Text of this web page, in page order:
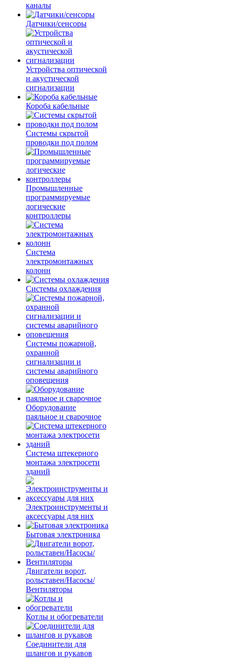
каналы
Датчики/сенсоры
Устройства оптической
и акустической
сигнализации
Короба кабельные
Системы скрытой
проводки под полом
Промышленные
программируемые
логические
контроллеры
Система
электромонтажных
колонн
Системы охлаждения
Системы пожарной,
охранной
сигнализации и
системы аварийного
оповещения
Оборудование
паяльное и сварочное
Система штекерного
монтажа электросети
зданий
Электроинструменты и
аксессуары для них
Бытовая электроника
Двигатели ворот,
рольставен/Насосы/
Вентиляторы
Котлы и обогреватели
Соединители для
шлангов и рукавов